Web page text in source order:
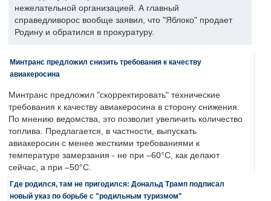
нежелательной организацией. А главный
справедливорос вообще заявил, что "Яблоко" продает
Родину и обратился в прокуратуру.
Минтранс предложил снизить требования к качеству
авиакеросина
Минтранс предложил "скорректировать" технические
требования к качеству авиакеросина в сторону снижения.
По мнению ведомства, это позволит увеличить количество
топлива. Предлагается, в частности, выпускать
авиакеросин с менее жесткими требованиями к
температуре замерзания - не при –60°C, как делают
сейчас, а при –50°C.
Где родился, там не пригодился: Дональд Трамп подписал
новый указ по борьбе с "родильным туризмом"